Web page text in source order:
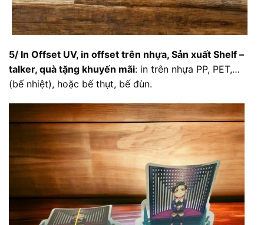
5/ In Offset UV, in offset trên nhựa, Sản xuất Shelf –
talker, quà tặng khuyến mãi: in trên nhựa PP, PET,…
(bế nhiệt), hoặc bế thụt, bế đùn.